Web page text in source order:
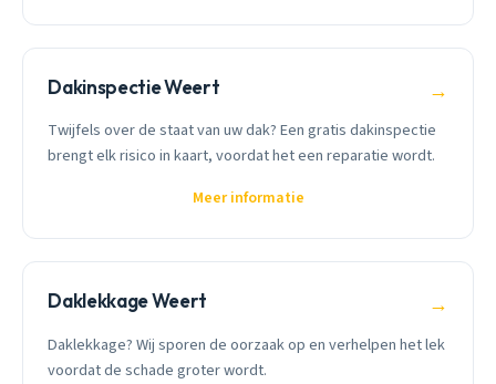
Dakinspectie Weert →
Twijfels over de staat van uw dak? Een gratis dakinspectie
brengt elk risico in kaart, voordat het een reparatie wordt.
Meer informatie
Daklekkage Weert →
Daklekkage? Wij sporen de oorzaak op en verhelpen het lek
voordat de schade groter wordt.